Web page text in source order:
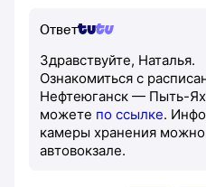
Ответ
Здравствуйте, Наталья.
Ознакомиться с
Нефтеюганск — Пыть-
можете по ссылке.
камеры хранения можно
автовокзале.